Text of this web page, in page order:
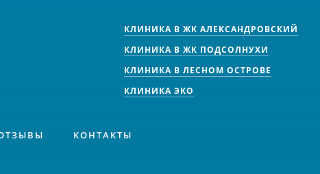
КЛИНИКА В ЖК АЛЕКСАНДРОВСКИЙ
КЛИНИКА В ЖК ПОДСОЛНУХИ
КЛИНИКА В ЛЕСНОМ ОСТРОВЕ
КЛИНИКА ЭКО
КОНТАКТЫ